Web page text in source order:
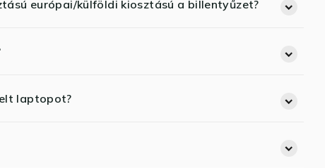
európai/külföldi kiosztású a billentyűzet?
laptopot?